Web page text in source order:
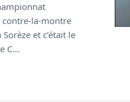
contre-la-montre
et c’était le
C...